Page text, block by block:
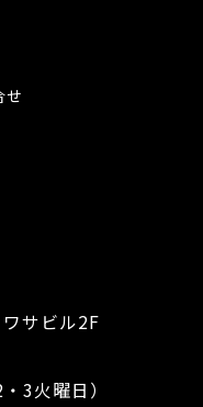
せ
サビル2F
3火曜日）